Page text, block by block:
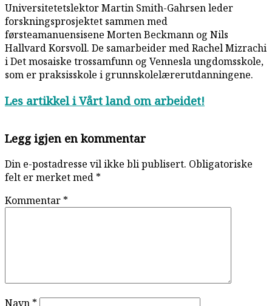
Universitetetslektor Martin Smith-Gahrsen leder
forskningsprosjektet sammen med
førsteamanuensisene Morten Beckmann og Nils
Hallvard Korsvoll. De samarbeider med Rachel Mizrachi
i Det mosaiske trossamfunn og Vennesla ungdomsskole,
som er praksisskole i grunnskolelærerutdanningene.
Les artikkel i Vårt land om arbeidet!
Reader
Interactions
Legg igjen en kommentar
Din e-postadresse vil ikke bli publisert. Obligatoriske
felt er merket med *
Kommentar *
Navn *